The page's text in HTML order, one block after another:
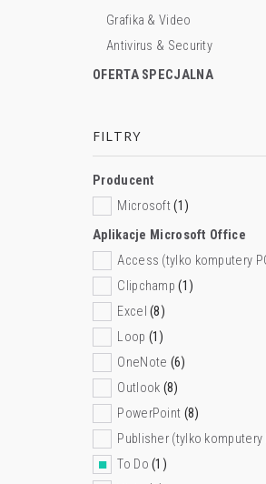
Grafika & Video
Antivirus & Security
OFERTA SPECJALNA
FILTRY
Producent
Microsoft(1)
Aplikacje Microsoft Office
Access (tylko komputery
Clipchamp(1)
Excel(8)
Loop (1)
OneNote (6)
Outlook (8)
PowerPoint (8)
Publisher (tylko komputery
To Do(1)